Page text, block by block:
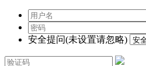
安全提问(未设置请忽略)